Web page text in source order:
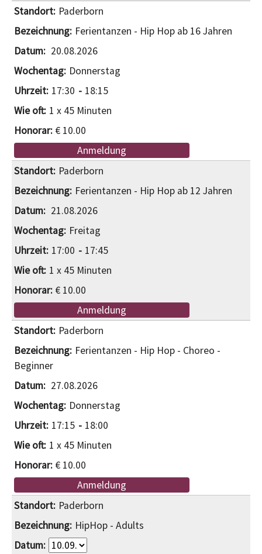
Paderborn
Ferientanzen - Hip Hop ab 16 Jahren
20.08.2026
Donnerstag
17:30
18:15
1 x 45 Minuten
€ 10.00
Anmeldung
Paderborn
Ferientanzen - Hip Hop ab 12 Jahren
21.08.2026
Freitag
17:00
17:45
1 x 45 Minuten
€ 10.00
Anmeldung
Paderborn
Ferientanzen - Hip Hop - Choreo -
Beginner
27.08.2026
Donnerstag
17:15
18:00
1 x 45 Minuten
€ 10.00
Anmeldung
Paderborn
HipHop - Adults